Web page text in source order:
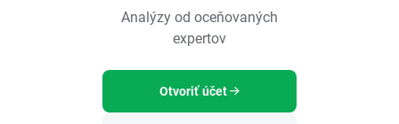
Analýzy od oceňovaných
expertov
Otvoriť účet